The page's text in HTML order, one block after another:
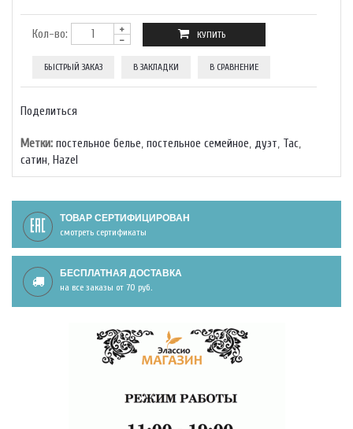
Кол-во:
БЫСТРЫЙ ЗАКАЗ В ЗАКЛАДКИ В СРАВНЕНИЕ
Поделиться
Метки: постельное белье, постельное семейное, дуэт, Тас,
сатин, Hazel
ТОВАР СЕРТИФИЦИРОВАН
смотреть сертификаты
БЕСПЛАТНАЯ ДОСТАВКА
на все заказы от 70 руб.